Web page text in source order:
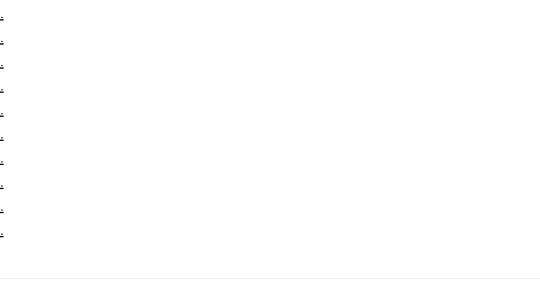
.
.
.
.
.
.
.
.
.
.